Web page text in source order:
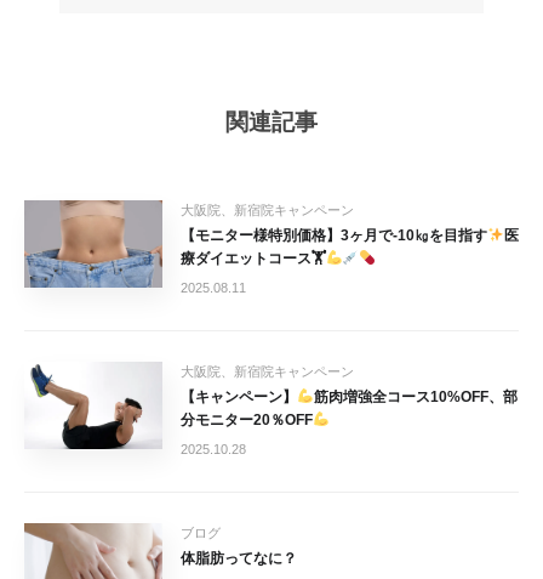
関連記事
大阪院、新宿院キャンペーン
【モニター様特別価格】3ヶ月で-10㎏を目指す
医
療ダイエットコース🏋
2025.08.11
大阪院、新宿院キャンペーン
【キャンペーン】
筋肉増強全コース10%OFF、部
分モニター20％OFF
2025.10.28
ブログ
体脂肪ってなに？